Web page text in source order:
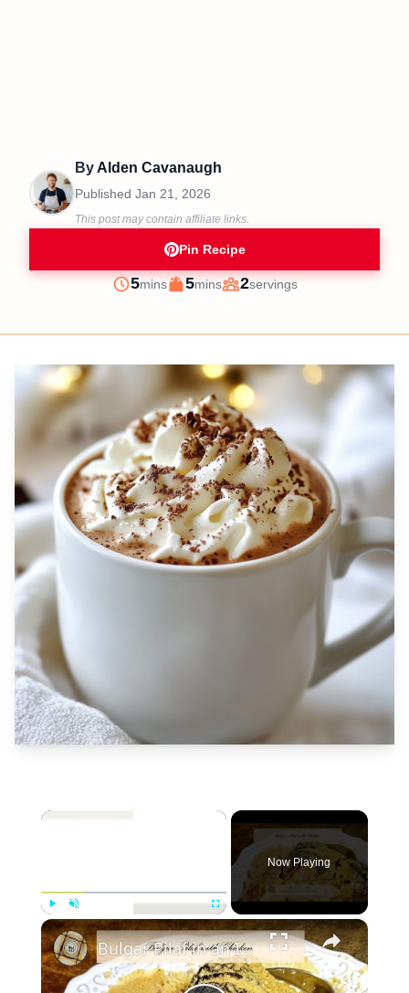
ByAlden Cavanaugh
Published Jan 21, 2026
This post may contain affiliate links.
Pin Recipe
Prep
5minutes
mins
Cook
5minutes
mins
Servings
2servings
×
Play Unmute
Now Playing
×
Bulgar Pilaf in an Instant